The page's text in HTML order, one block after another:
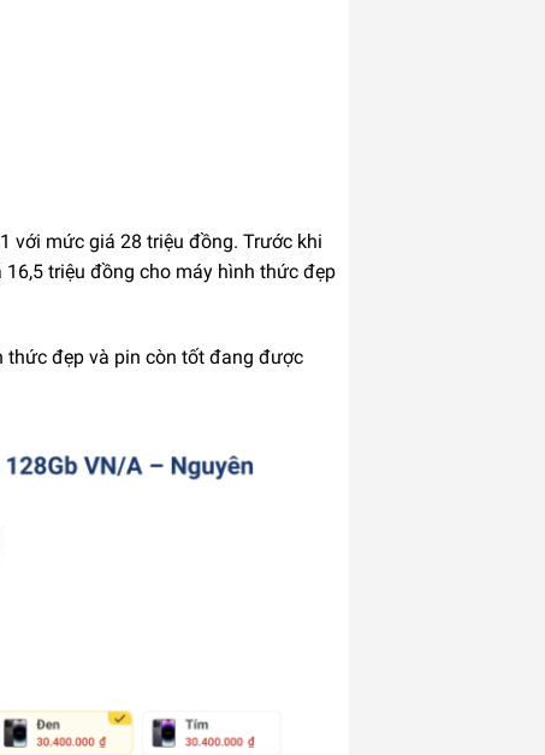
với mức giá 28 triệu đồng. Trước khi
triệu đồng cho máy hình thức đẹp
thức đẹp và pin còn tốt đang được